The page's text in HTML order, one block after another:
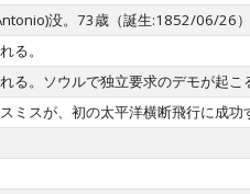
没。73歳（誕生:1852/06/26
る。
る。ソウルで独立要求のデモが起こ
ミスが、初の太平洋横断飛行に成功